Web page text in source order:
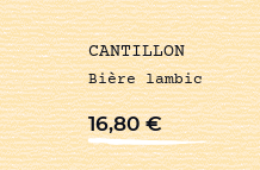
CANTILLON
Bière lambic
16,80€